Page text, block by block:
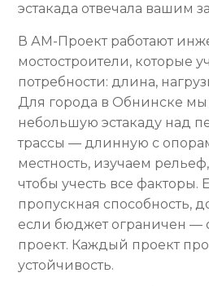
эстакада отвечала вашим
В АМ-Проект работают
мостостроители, которые
потребности: длина,
Для города в Обнинске
небольшую эстакаду над
трассы — длинную с
местность, изучаем
чтобы учесть все факторы.
пропускная способность,
если бюджет ограничен —
проект. Каждый проект
устойчивость.